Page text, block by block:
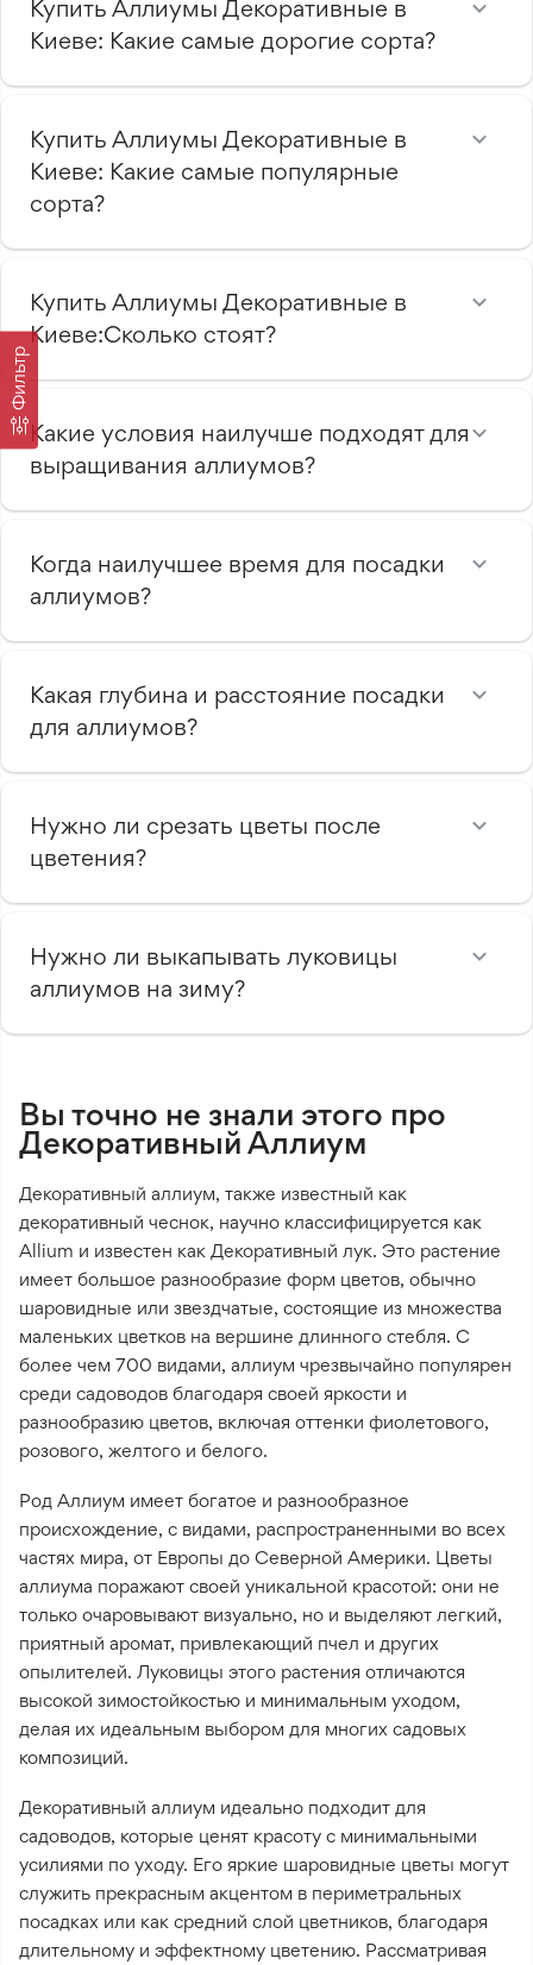
Фильтр
Купить Аллиумы Декоративные в
Киеве: Какие самые дорогие сорта?
Купить Аллиумы Декоративные в
Киеве: Какие самые популярные
сорта?
Купить Аллиумы Декоративные в
Киеве:Сколько стоят?
Какие условия наилучше подходят для
выращивания аллиумов?
Когда наилучшее время для посадки
аллиумов?
Какая глубина и расстояние посадки
для аллиумов?
Нужно ли срезать цветы после
цветения?
Нужно ли выкапывать луковицы
аллиумов на зиму?
Вы точно не знали этого про
Декоративный Аллиум
Декоративный аллиум, также известный как
декоративный чеснок, научно классифицируется как
Allium и известен как Декоративный лук. Это растение
имеет большое разнообразие форм цветов, обычно
шаровидные или звездчатые, состоящие из множества
маленьких цветков на вершине длинного стебля. С
более чем 700 видами, аллиум чрезвычайно популярен
среди садоводов благодаря своей яркости и
разнообразию цветов, включая оттенки фиолетового,
розового, желтого и белого.
Род Аллиум имеет богатое и разнообразное
происхождение, с видами, распространенными во всех
частях мира, от Европы до Северной Америки. Цветы
аллиума поражают своей уникальной красотой: они не
только очаровывают визуально, но и выделяют легкий,
приятный аромат, привлекающий пчел и других
опылителей. Луковицы этого растения отличаются
высокой зимостойкостью и минимальным уходом,
делая их идеальным выбором для многих садовых
композиций.
Декоративный аллиум идеально подходит для
садоводов, которые ценят красоту с минимальными
усилиями по уходу. Его яркие шаровидные цветы могут
служить прекрасным акцентом в периметральных
посадках или как средний слой цветников, благодаря
длительному и эффектному цветению. Рассматривая